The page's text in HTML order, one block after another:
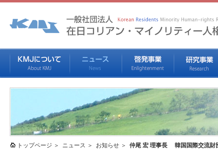
トップページ ニュース お知らせ 仲尾 宏 理事長 韓国国際交流財